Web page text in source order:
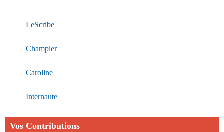
LeScribe
Champier
Caroline
Internaute
Vos Contributions